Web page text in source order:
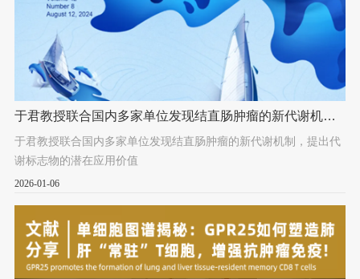
于君教授联合国内多家单位发现结直肠肿瘤的新代谢机
于君教授联合国内多家单位发现结直肠肿瘤的新代谢机制，提出代
谢标志物的潜在应用价值
2026-01-06